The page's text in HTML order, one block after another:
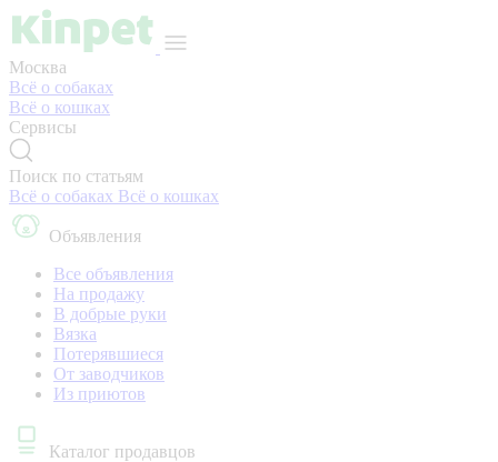
Москва
Всё о собаках
Всё о кошках
Сервисы
Поиск по статьям
Всё о собаках Всё о кошках
Объявления
Все объявления
На продажу
В добрые руки
Вязка
Потерявшиеся
От заводчиков
Из приютов
Каталог продавцов